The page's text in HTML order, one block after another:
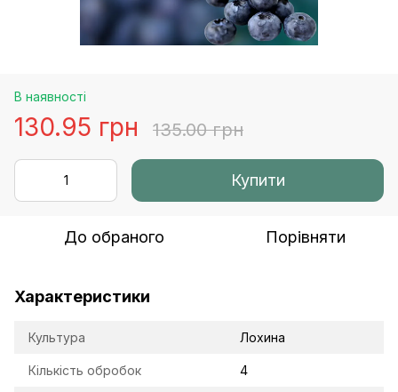
В наявності
130.95 грн 135.00 грн
Купити
До обраного Порівняти
Характеристики
Культура Лохина
Кількість обробок 4